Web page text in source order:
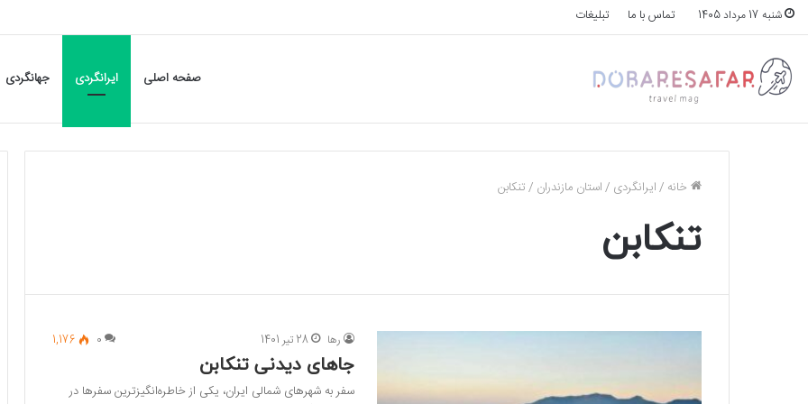
شنبه 17 مرداد 1405 تماس با ما تبلیغات
صفحه اصلی ایرانگردی جهانگردی
خانه /ایرانگردی /استان مازندران /تنکابن
تنکابن
رها 28 تیر 1401 0
1,176
جاهای دیدنی تنکابن
سفر به شهرهای شمالی ایران، یکی از خاطره‌انگیزترین سفرها در